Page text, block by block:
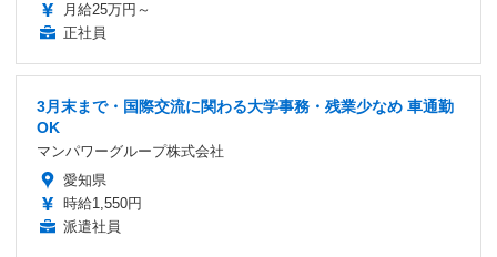
月給25万円～
正社員
3月末まで・国際交流に関わる大学事務・残業少なめ 車通勤
OK
マンパワーグループ株式会社
愛知県
時給1,550円
派遣社員